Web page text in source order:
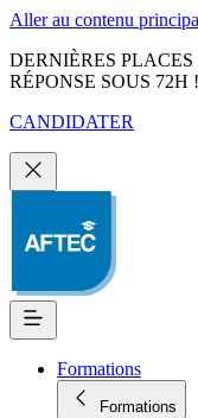
Aller au contenu
DERNIÈRES
RÉPONSE SOUS 72H !
CANDIDATER
Formations
Formations